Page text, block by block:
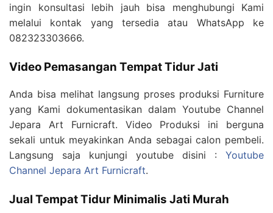
ingin konsultasi lebih jauh bisa menghubungi Kami
melalui kontak yang tersedia atau WhatsApp ke
082323303666.
Video Pemasangan Tempat Tidur Jati
Anda bisa melihat langsung proses produksi Furniture
yang Kami dokumentasikan dalam Youtube Channel
Jepara Art Furnicraft. Video Produksi ini berguna
sekali untuk meyakinkan Anda sebagai calon pembeli.
Langsung saja kunjungi youtube disini : Youtube
Channel Jepara Art Furnicraft.
Jual Tempat Tidur Minimalis Jati Murah